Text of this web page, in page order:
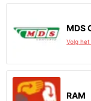
MDS
Volg
RAM